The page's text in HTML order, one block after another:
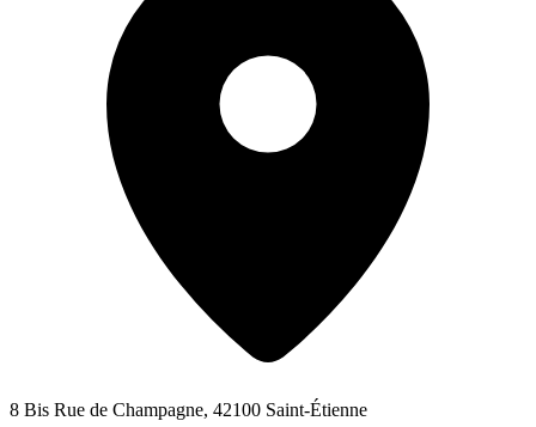
8 Bis Rue de Champagne, 42100 Saint-Étienne